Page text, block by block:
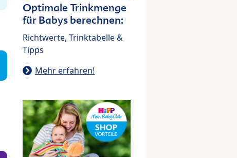
Optimale Trinkmenge
für Babys berechnen:
Richtwerte, Trinktabelle &
Tipps
Mehr erfahren!